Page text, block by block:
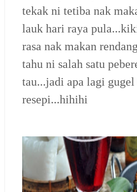
tekak ni tetiba nak
lauk hari raya
rasa nak makan
tahu ni salah satu
tau...jadi apa lagi
resepi...hihihi